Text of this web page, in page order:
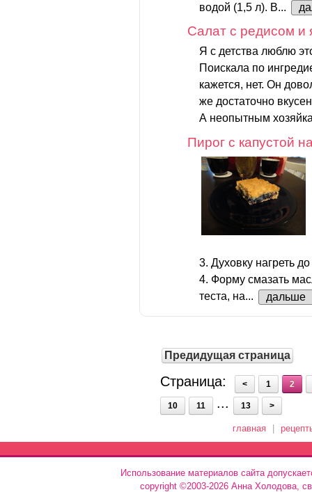
водой (1,5 л). В...
Салат с редисом и
Я с детства люблю
Поискала по
кажется, нет. Он
же достаточно
А неопытным
Пирог с капустой
3. Духовку нагреть
4. Форму смазать
теста, на...
дальше
Предидущая страница
Страница: < 1 2
10 11 ... 13 >
главная
Использование материалов сайта
copyright ©2003-2026 Анна Холодова,